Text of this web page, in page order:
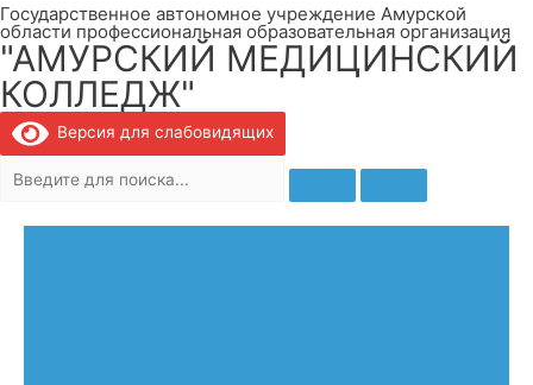
Государственное автономное учреждение Амурской
области профессиональная образовательная организация
"АМУРСКИЙ МЕДИЦИНСКИЙ
КОЛЛЕДЖ"
Версия для слабовидящих